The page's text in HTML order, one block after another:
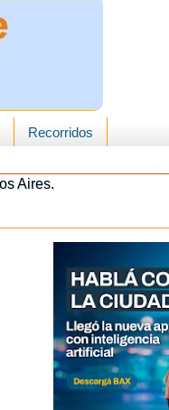
Recorridos
Aires.